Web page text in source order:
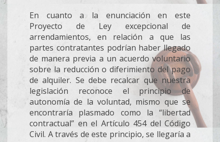
En cuanto a la enunciación en este
Proyecto de Ley excepcional de
arrendamientos, en relación a que las
partes contratantes podrían haber llegado
de manera previa a un acuerdo voluntario
sobre la reducción o diferimiento del pago
de alquiler. Se debe recalcar que nuestra
legislación reconoce el principio de
autonomía de la voluntad, mismo que se
encontraría plasmado como la “libertad
contractual” en el Artículo 454 del Código
Civil. A través de este principio, se llegaría a